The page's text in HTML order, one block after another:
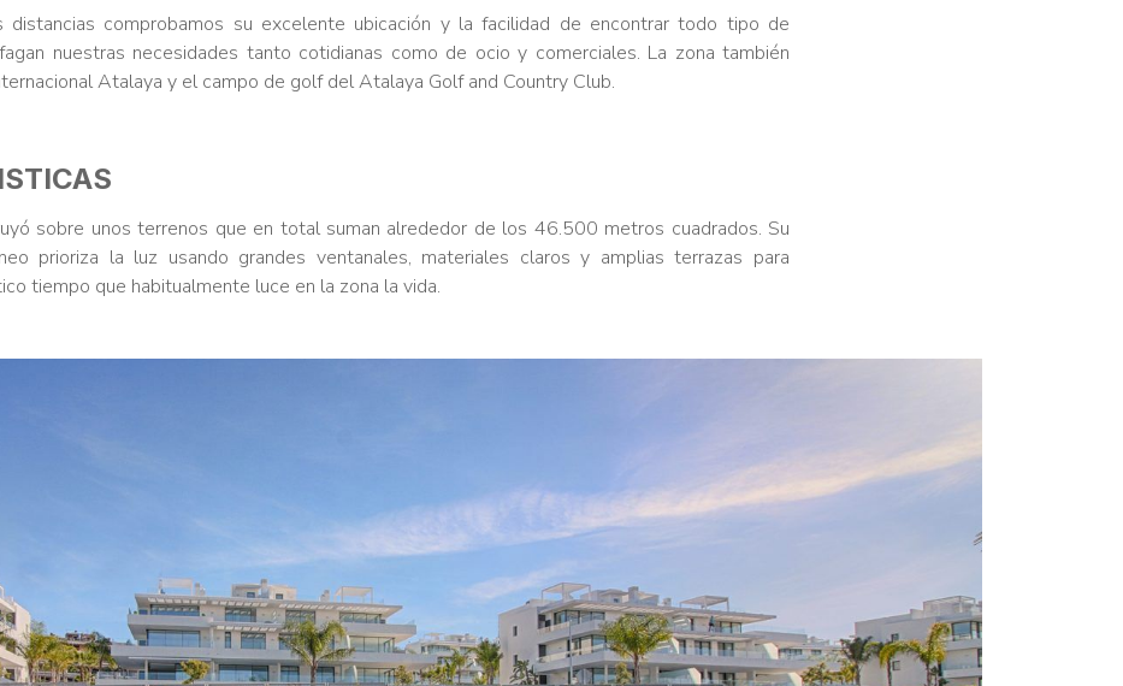
distancias comprobamos su excelente ubicación y la facilidad de encontrar todo tipo de
nuestras necesidades tanto cotidianas como de ocio y comerciales. La zona también
Atalaya y el campo de golf del Atalaya Golf and Country Club.
sobre unos terrenos que en total suman alrededor de los 46.500 metros cuadrados. Su
prioriza la luz usando grandes ventanales, materiales claros y amplias terrazas para
tiempo que habitualmente luce en la zona la vida.